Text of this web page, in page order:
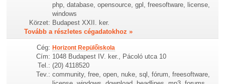
php, database, opensource, gpl, freesoftware, license,
windows
Körzet: Budapest XXII. ker.
Tovább a részletes cégadatokhoz »
Cég: Horizont Repülőiskola
Cím: 1048 Budapest IV. ker., Pácoló utca 10
Tel.: (20) 4118520
Tev.: community, free, open, nuke, sql, fórum, freesoftware,